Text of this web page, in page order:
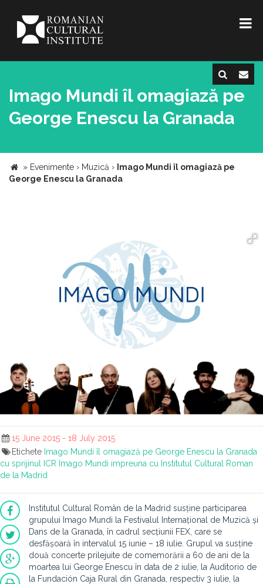
Imago Mundi îl omagiază pe
George Enescu la Granada
» Evenimente › Muzică › Imago Mundi îl omagiază pe
George Enescu la Granada
15 June 2015 - 18 July 2015
Etichete Imago Mundi îl omagiază pe George Enescu la Granada
cu sprijinul ICR Imago Mundi impreuna cu Institutul Cultural Roman
de la Madrid
Institutul Cultural Român de la Madrid susține participarea
grupului Imago Mundi la Festivalul Internațional de Muzică și
Dans de la Granada, în cadrul secțiunii FEX, care se
desfășoară în intervalul 15 iunie – 18 iulie. Grupul va susține
două concerte prilejuite de comemorării a 60 de ani de la
moartea lui George Enescu în data de 2 iulie, la Auditorio de
la Fundación Caja Rural din Granada, respectiv 3 iulie, la